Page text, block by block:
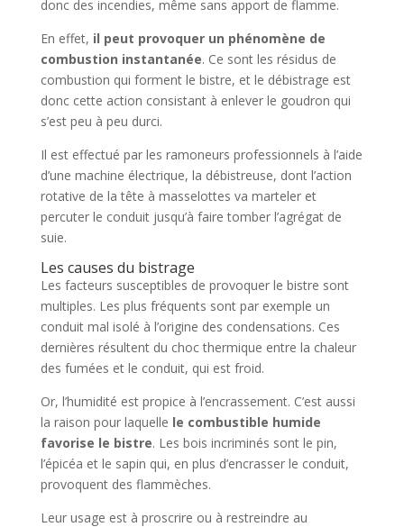
donc des incendies, même sans apport de flamme.
En effet, il peut provoquer un phénomène de
combustion instantanée. Ce sont les résidus de
combustion qui forment le bistre, et le débistrage est
donc cette action consistant à enlever le goudron qui
s’est peu à peu durci.
Il est effectué par les ramoneurs professionnels à l’aide
d’une machine électrique, la débistreuse, dont l’action
rotative de la tête à masselottes va marteler et
percuter le conduit jusqu’à faire tomber l’agrégat de
suie.
Les causes du bistrage
Les facteurs susceptibles de provoquer le bistre sont
multiples. Les plus fréquents sont par exemple un
conduit mal isolé à l’origine des condensations. Ces
dernières résultent du choc thermique entre la chaleur
des fumées et le conduit, qui est froid.
Or, l’humidité est propice à l’encrassement. C’est aussi
la raison pour laquelle le combustible humide
favorise le bistre. Les bois incriminés sont le pin,
l’épicéa et le sapin qui, en plus d’encrasser le conduit,
provoquent des flammèches.
Leur usage est à proscrire ou à restreindre au